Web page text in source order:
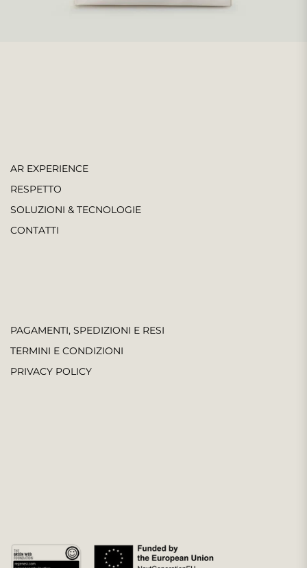
AR EXPERIENCE
RESPETTO
SOLUZIONI & TECNOLOGIE
CONTATTI
PAGAMENTI, SPEDIZIONI E RESI
TERMINI E CONDIZIONI
PRIVACY POLICY